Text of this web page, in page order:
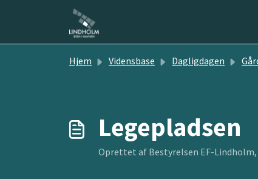
Gå til hovedindhold
Hjem Vidensbase Dagligdagen
Legepladsen
Oprettet af Bestyrelsen EF-Lindholm,